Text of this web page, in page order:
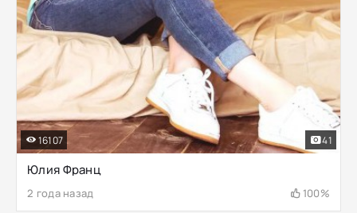
Юлия Франц
2 года назад 100%
16107 41